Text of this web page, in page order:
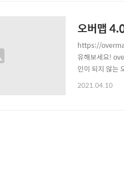
오버맵
https://
유해보세요!
인이 되지 않는
구글 로그인이
2021.04.10